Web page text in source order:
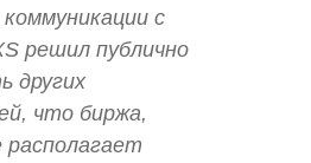
с
решил публично
других
что биржа,
располагает